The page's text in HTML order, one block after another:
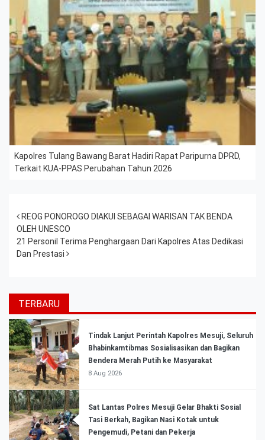
Kapolres Tulang Bawang Barat Hadiri Rapat Paripurna DPRD,
Terkait KUA-PPAS Perubahan Tahun 2026
Post navigation
REOG PONOROGO DIAKUI SEBAGAI WARISAN TAK BENDA
OLEH UNESCO
21 Personil Terima Penghargaan Dari Kapolres Atas Dedikasi
Dan Prestasi
TERBARU
Tindak Lanjut Perintah Kapolres Mesuji, Seluruh
Bhabinkamtibmas Sosialisasikan dan Bagikan
Bendera Merah Putih ke Masyarakat
8 Aug 2026
Sat Lantas Polres Mesuji Gelar Bhakti Sosial
Tasi Berkah, Bagikan Nasi Kotak untuk
Pengemudi, Petani dan Pekerja